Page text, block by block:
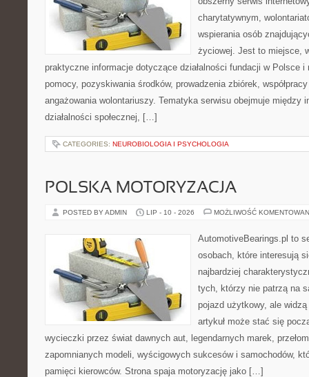
charytatywnym,
wspierania osób
życiowej. Jest to miejsce,
praktyczne informacje dotyczące działalności fundacji w Polsce i
pomocy, pozyskiwania środków, prowadzenia zbiórek,
angażowania wolontariuszy. Tematyka serwisu obejmuje między
działalności społecznej, […]
CATEGORIES: NEUROBIOLOGIA I PSYCHOLOGIA
POLSKA MOTORYZACJA
POSTED BY ADMIN LIP - 10 - 2026 MOŻLIWOŚĆ
AutomotiveBearings.pl to
osobach, które interesują
najbardziej
tych, którzy nie patrzą na
pojazd użytkowy, ale
artykuł może stać się
wycieczki przez świat dawnych aut, legendarnych marek,
zapomnianych modeli, wyścigowych sukcesów i samochodów,
pamięci kierowców. Strona spaja motoryzację jako […]